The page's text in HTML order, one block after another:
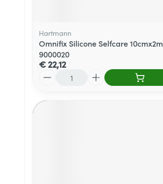
Hartmann
Omnifix Silicone Selfcare 10cmx2m
9000020
€ 22,12